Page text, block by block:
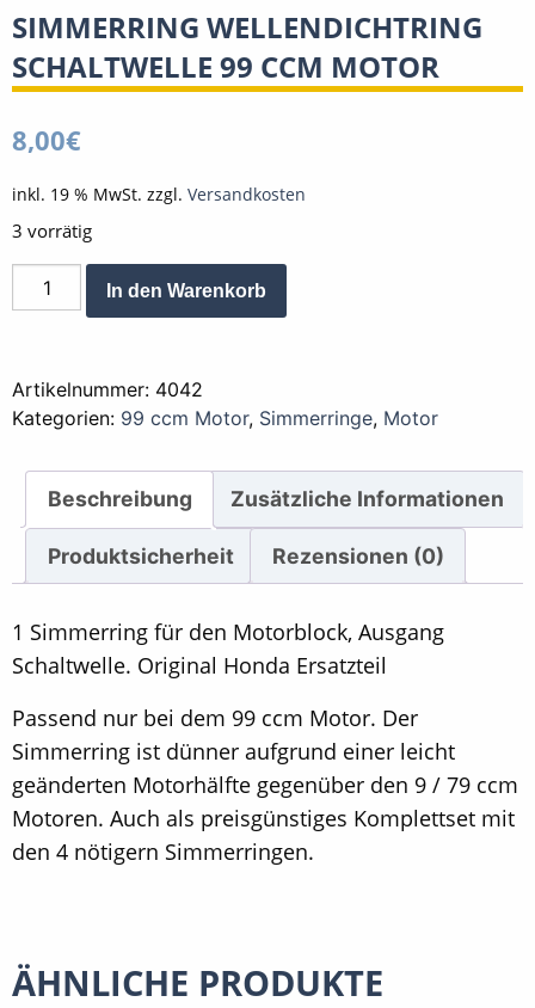
SIMMERRING WELLENDICHTRING
SCHALTWELLE 99 CCM MOTOR
8,00€
inkl. 19 % MwSt. zzgl. Versandkosten
3 vorrätig
Simmerring
Wellendichtring
ccm
Motor
In den Warenkorb
Artikelnummer: 4042
Kategorien: 99 ccm Motor, Simmerringe, Motor
Beschreibung Zusätzliche Informationen
Produktsicherheit Rezensionen (0)
1 Simmerring für den Motorblock, Ausgang
Schaltwelle. Original Honda Ersatzteil
Passend nur bei dem 99 ccm Motor. Der
Simmerring ist dünner aufgrund einer leicht
geänderten Motorhälfte gegenüber den 9 / 79 ccm
Motoren. Auch als preisgünstiges Komplettset mit
den 4 nötigern Simmerringen.
ÄHNLICHE PRODUKTE